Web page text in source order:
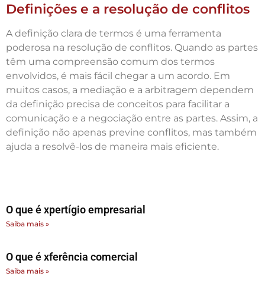
Definições e a resolução de conflitos
A definição clara de termos é uma ferramenta
poderosa na resolução de conflitos. Quando as partes
têm uma compreensão comum dos termos
envolvidos, é mais fácil chegar a um acordo. Em
muitos casos, a mediação e a arbitragem dependem
da definição precisa de conceitos para facilitar a
comunicação e a negociação entre as partes. Assim, a
definição não apenas previne conflitos, mas também
ajuda a resolvê-los de maneira mais eficiente.
O que é xpertígio empresarial
Saiba mais »
O que é xferência comercial
Saiba mais »